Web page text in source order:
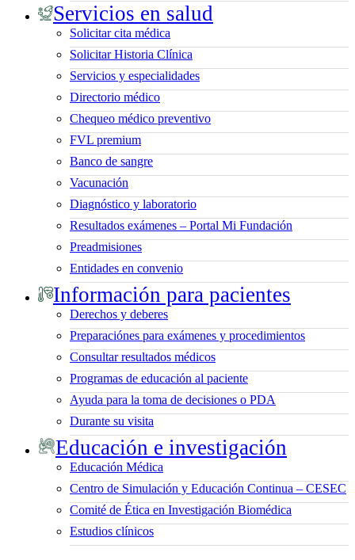
Servicios en salud
Solicitar cita médica
Solicitar Historia Clínica
Servicios y especialidades
Directorio médico
Chequeo médico preventivo
FVL premium
Banco de sangre
Vacunación
Diagnóstico y laboratorio
Resultados exámenes – Portal Mi Fundación
Preadmisiones
Entidades en convenio
Información para pacientes
Derechos y deberes
Preparaciónes para exámenes y procedimientos
Consultar resultados médicos
Programas de educación al paciente
Ayuda para la toma de decisiones o PDA
Durante su visita
Educación e investigación
Educación Médica
Centro de Simulación y Educación Continua – CESEC
Comité de Ética en Investigación Biomédica
Estudios clínicos